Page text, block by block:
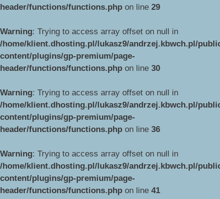
header/functions/functions.php on line 29
Warning: Trying to access array offset on null in
/home/klient.dhosting.pl/lukasz9/andrzej.kbwch.pl/
content/plugins/gp-premium/page-
header/functions/functions.php on line 30
Warning: Trying to access array offset on null in
/home/klient.dhosting.pl/lukasz9/andrzej.kbwch.pl/
content/plugins/gp-premium/page-
header/functions/functions.php on line 36
Warning: Trying to access array offset on null in
/home/klient.dhosting.pl/lukasz9/andrzej.kbwch.pl/
content/plugins/gp-premium/page-
header/functions/functions.php on line 41